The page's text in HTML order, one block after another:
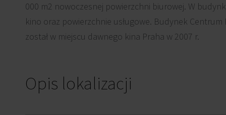
000 m2 nowoczesnej powierzchni biurowej. W
kino oraz powierzchnie usługowe. Budynek
został w miejscu dawnego kina Praha w 2007 r.
Opis lokalizacji